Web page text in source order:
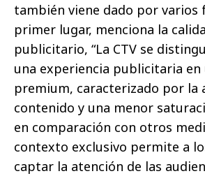
también viene dado por varios
primer lugar, menciona la
publicitario, “La CTV se
una experiencia publicitaria
premium, caracterizado por la
contenido y una menor
en comparación con otros
contexto exclusivo permite a
captar la atención de las